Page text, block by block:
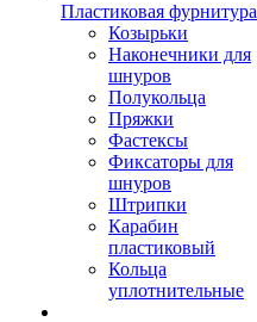
Пластиковая фурнитура
Козырьки
Наконечники для
шнуров
Полукольца
Пряжки
Фастексы
Фиксаторы для
шнуров
Штрипки
Карабин
пластиковый
Кольца
уплотнительные